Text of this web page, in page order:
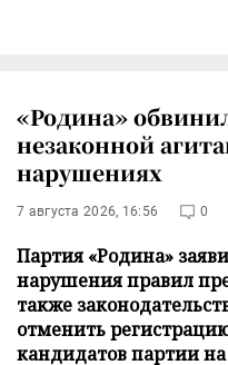
«Родина»
незаконной
нарушениях
7 августа 2026, 16:56 0
Партия «Родина»
нарушения правил
также
отменить
кандидатов партии